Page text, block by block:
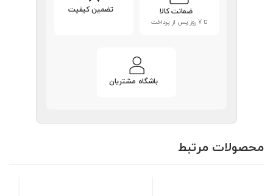
ضمانت کالا
تا 7 روز پس از پرداخت
تضمین کیفیت
باشگاه مشتریان
محصولات مرتبط